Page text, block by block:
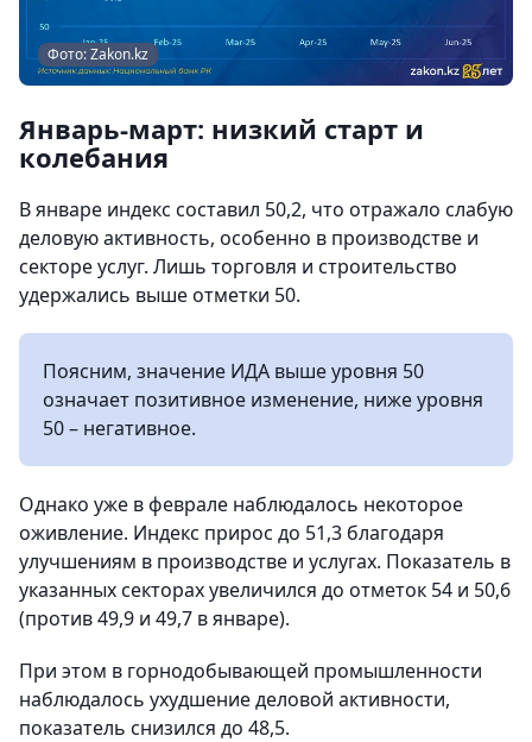
Фото: Zakon.kz
Январь-март: низкий старт и
колебания
В январе индекс составил 50,2, что отражало слабую
деловую активность, особенно в производстве и
секторе услуг. Лишь торговля и строительство
удержались выше отметки 50.
Поясним, значение ИДА выше уровня 50
означает позитивное изменение, ниже уровня
50 – негативное.
Однако уже в феврале наблюдалось некоторое
оживление. Индекс прирос до 51,3 благодаря
улучшениям в производстве и услугах. Показатель в
указанных секторах увеличился до отметок 54 и 50,6
(против 49,9 и 49,7 в январе).
При этом в горнодобывающей промышленности
наблюдалось ухудшение деловой активности,
показатель снизился до 48,5.